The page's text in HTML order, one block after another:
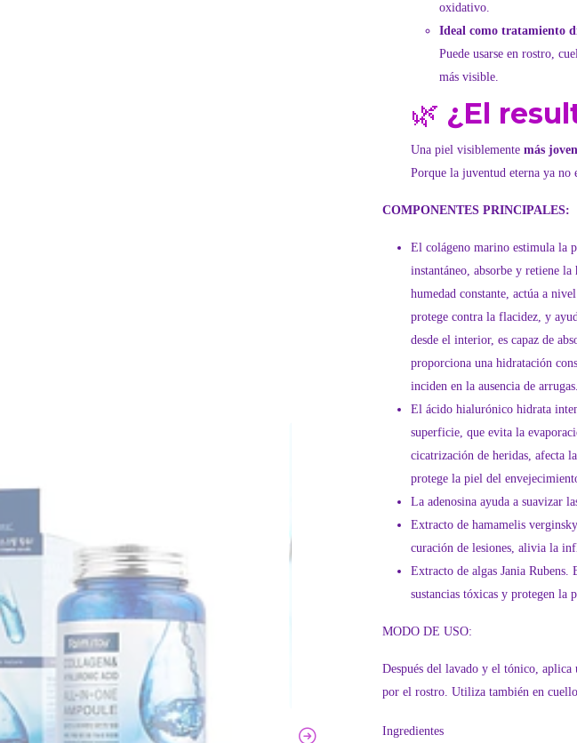
oxidativo.
Ideal como tratamiento
Puede usarse en rostro,
más visible.
🌿 ¿El
Una piel visiblemente más
Porque la juventud eterna ya no
COMPONENTES PRINCIPALES:
El colágeno marino estimula la
instantáneo, absorbe y retiene
humedad constante, actúa a
protege contra la flacidez, y
desde el interior, es capaz de
proporciona una hidratación
inciden en la ausencia de arrugas.
El ácido hialurónico hidrata
superficie, que evita la
cicatrización de heridas, afecta
protege la piel del
La adenosina ayuda a suavizar
Extracto de hamamelis
curación de lesiones, alivia la
Extracto de algas Jania
sustancias tóxicas y protegen la
MODO DE USO:
Después del lavado y el tónico, aplica
por el rostro. Utiliza también en
Ingredientes